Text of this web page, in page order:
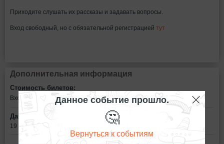
Приходите слушать их рассказы и задавать вопросы.
Вход свободный, но с обязательной регистрацией тут
Дополнительная информация
Стоимость билетов:
Вход свободный
Дата:
19 мая в 18:30
Данное событие прошло.
🤔
Вернуться к событиям